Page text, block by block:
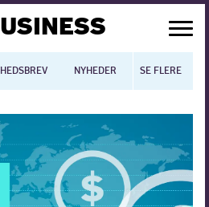
NYHEDER BLOGS
SE FLERE